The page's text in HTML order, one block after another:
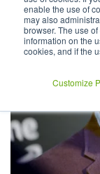
enable the use of
may also
browser. The use
information on the
cookies, and if the
Customize